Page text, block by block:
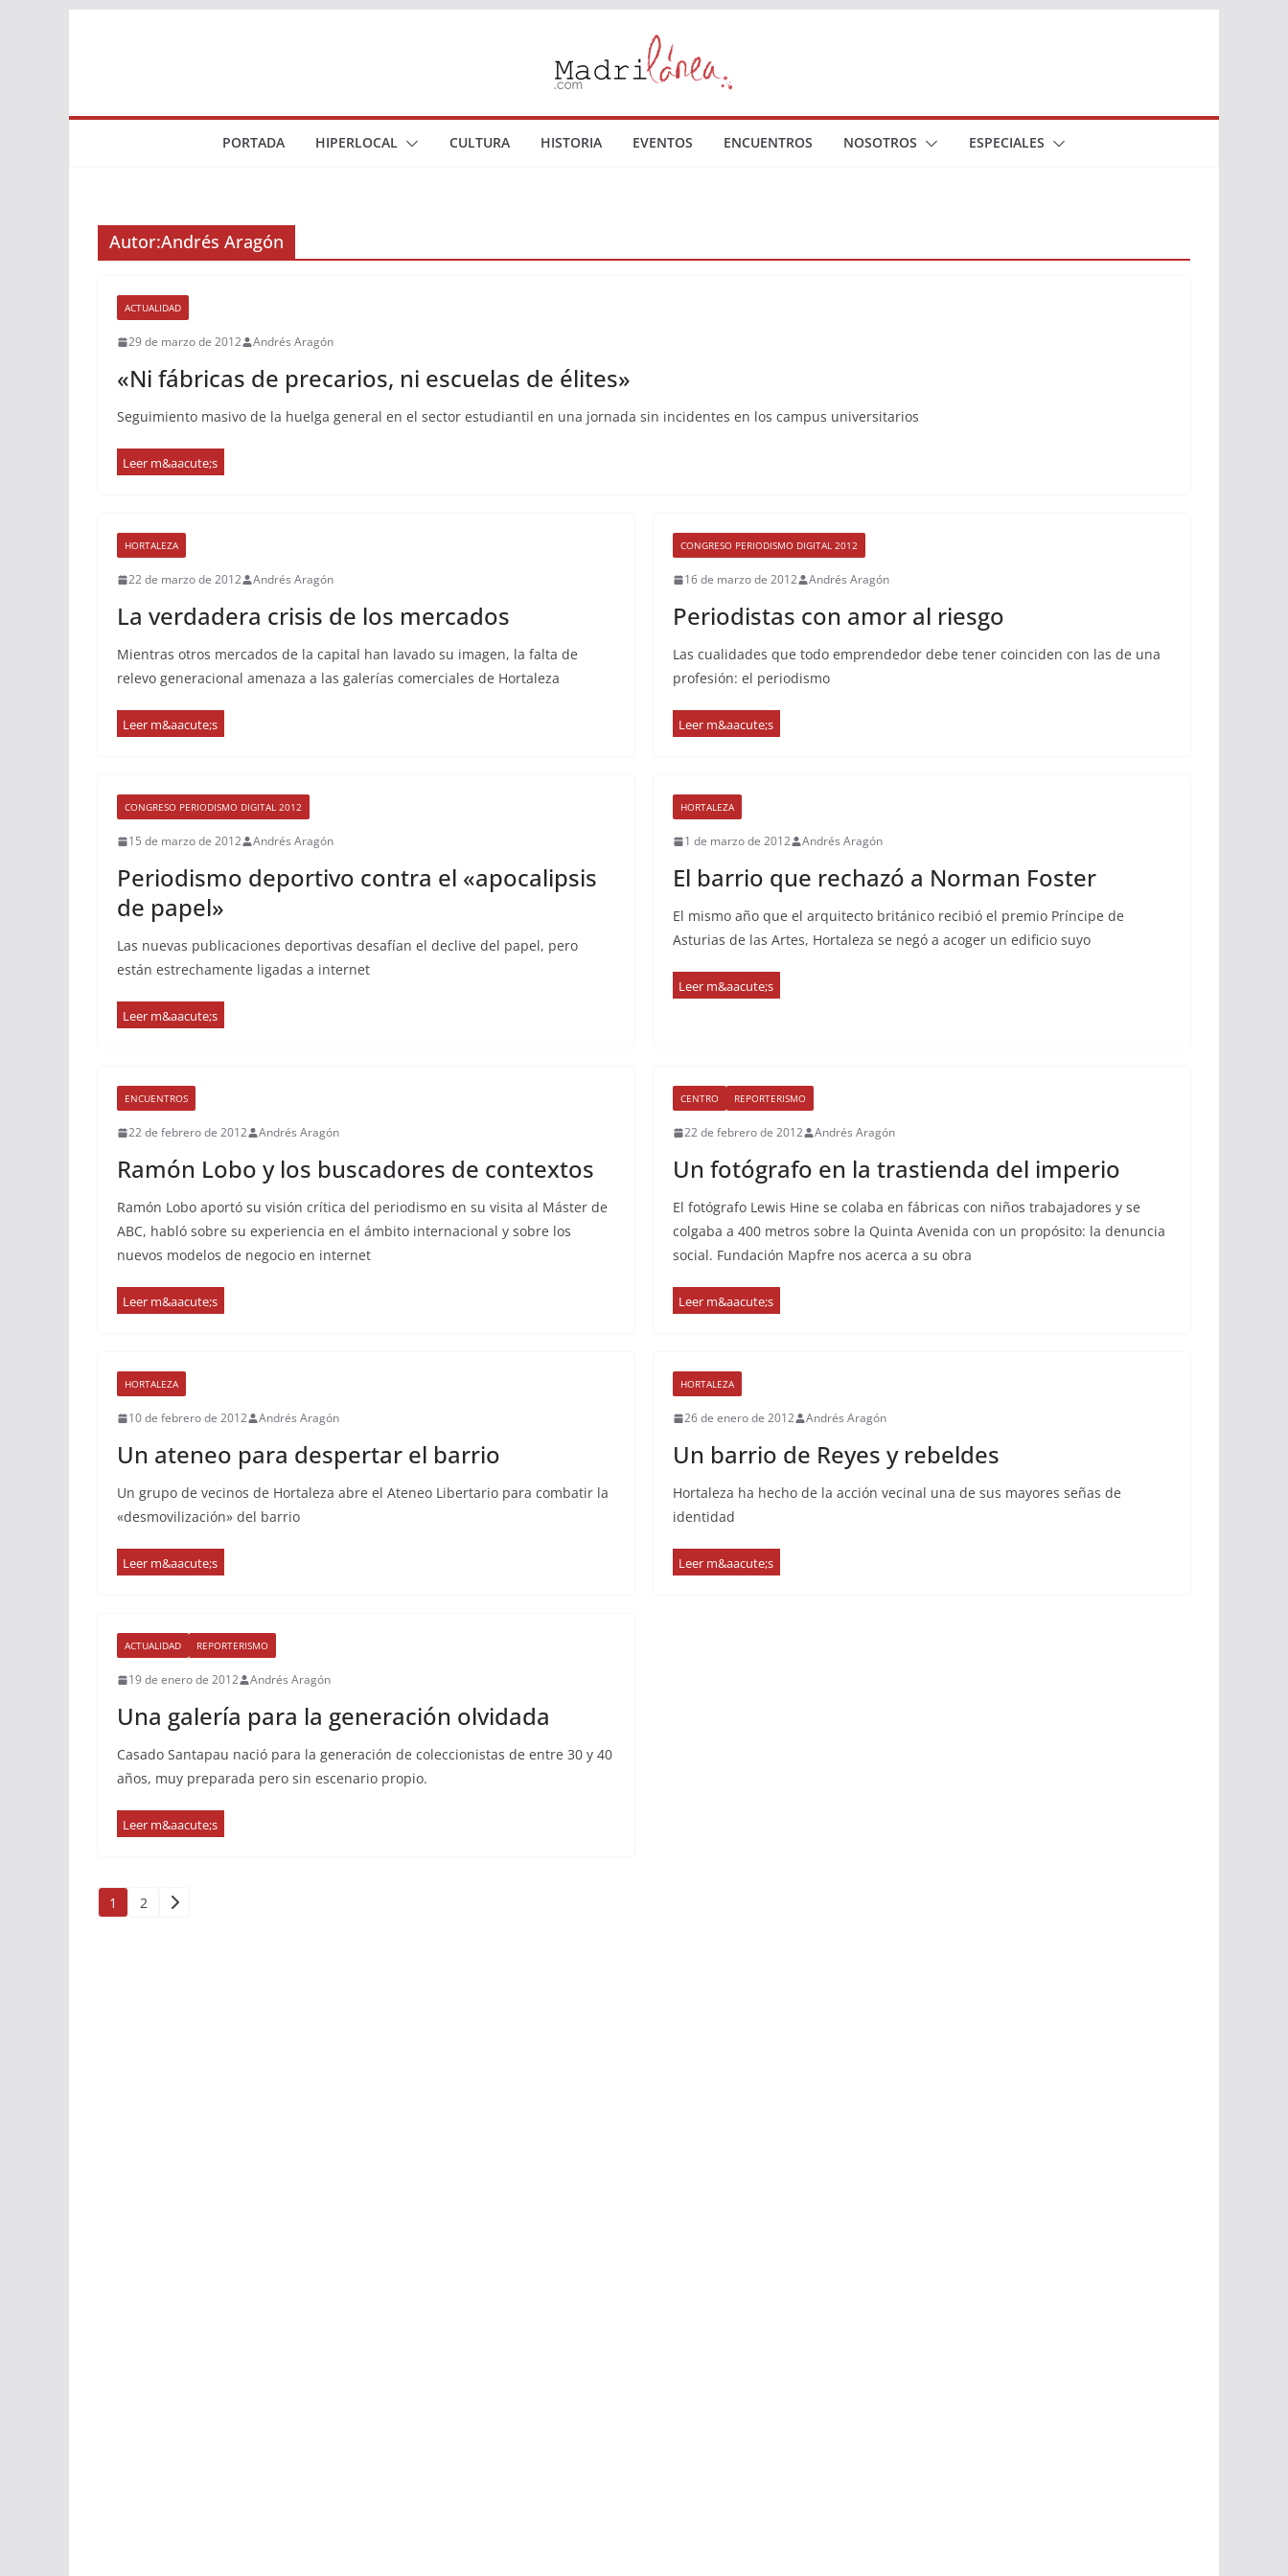
PORTADA HIPERLOCAL CULTURA HISTORIA EVENTOS ENCUENTROS NOSOTROS ESPECIALES
Autor:Andrés Aragón
ACTUALIDAD
29 de marzo de 2012 Andrés Aragón
«Ni fábricas de precarios, ni escuelas de élites»
Seguimiento masivo de la huelga general en el sector estudiantil en una jornada sin incidentes en los campus universitarios
HORTALEZA
22 de marzo de 2012 Andrés Aragón
La verdadera crisis de los mercados
Mientras otros mercados de la capital han lavado su imagen, la falta de
relevo generacional amenaza a las galerías comerciales de Hortaleza
CONGRESO PERIODISMO DIGITAL 2012
16 de marzo de 2012 Andrés Aragón
Periodistas con amor al riesgo
Las cualidades que todo emprendedor debe tener coinciden con las de una
profesión: el periodismo
CONGRESO PERIODISMO DIGITAL 2012
15 de marzo de 2012 Andrés Aragón
Periodismo deportivo contra el «apocalipsis
de papel»
Las nuevas publicaciones deportivas desafían el declive del papel, pero
están estrechamente ligadas a internet
HORTALEZA
1 de marzo de 2012 Andrés Aragón
El barrio que rechazó a Norman Foster
El mismo año que el arquitecto británico recibió el premio Príncipe de
Asturias de las Artes, Hortaleza se negó a acoger un edificio suyo
ENCUENTROS
22 de febrero de 2012 Andrés Aragón
Ramón Lobo y los buscadores de contextos
Ramón Lobo aportó su visión crítica del periodismo en su visita al Máster de
ABC, habló sobre su experiencia en el ámbito internacional y sobre los
nuevos modelos de negocio en internet
CENTRO REPORTERISMO
22 de febrero de 2012 Andrés Aragón
Un fotógrafo en la trastienda del imperio
El fotógrafo Lewis Hine se colaba en fábricas con niños trabajadores y se
colgaba a 400 metros sobre la Quinta Avenida con un propósito: la denuncia
social. Fundación Mapfre nos acerca a su obra
HORTALEZA
10 de febrero de 2012 Andrés Aragón
Un ateneo para despertar el barrio
Un grupo de vecinos de Hortaleza abre el Ateneo Libertario para combatir la
«desmovilización» del barrio
HORTALEZA
26 de enero de 2012 Andrés Aragón
Un barrio de Reyes y rebeldes
Hortaleza ha hecho de la acción vecinal una de sus mayores señas de
identidad
ACTUALIDAD REPORTERISMO
19 de enero de 2012 Andrés Aragón
Una galería para la generación olvidada
Casado Santapau nació para la generación de coleccionistas de entre 30 y 40
años, muy preparada pero sin escenario propio.
Paginación
1 2